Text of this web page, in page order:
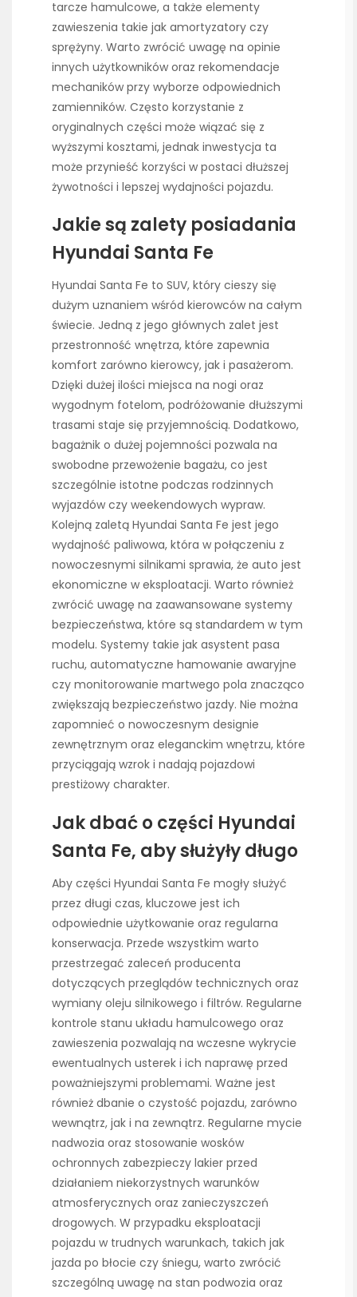
tarcze hamulcowe, a także elementy
zawieszenia takie jak amortyzatory czy
sprężyny. Warto zwrócić uwagę na opinie
innych użytkowników oraz rekomendacje
mechaników przy wyborze odpowiednich
zamienników. Często korzystanie z
oryginalnych części może wiązać się z
wyższymi kosztami, jednak inwestycja ta
może przynieść korzyści w postaci dłuższej
żywotności i lepszej wydajności pojazdu.
Jakie są zalety posiadania
Hyundai Santa Fe
Hyundai Santa Fe to SUV, który cieszy się
dużym uznaniem wśród kierowców na całym
świecie. Jedną z jego głównych zalet jest
przestronność wnętrza, które zapewnia
komfort zarówno kierowcy, jak i pasażerom.
Dzięki dużej ilości miejsca na nogi oraz
wygodnym fotelom, podróżowanie dłuższymi
trasami staje się przyjemnością. Dodatkowo,
bagażnik o dużej pojemności pozwala na
swobodne przewożenie bagażu, co jest
szczególnie istotne podczas rodzinnych
wyjazdów czy weekendowych wypraw.
Kolejną zaletą Hyundai Santa Fe jest jego
wydajność paliwowa, która w połączeniu z
nowoczesnymi silnikami sprawia, że auto jest
ekonomiczne w eksploatacji. Warto również
zwrócić uwagę na zaawansowane systemy
bezpieczeństwa, które są standardem w tym
modelu. Systemy takie jak asystent pasa
ruchu, automatyczne hamowanie awaryjne
czy monitorowanie martwego pola znacząco
zwiększają bezpieczeństwo jazdy. Nie można
zapomnieć o nowoczesnym designie
zewnętrznym oraz eleganckim wnętrzu, które
przyciągają wzrok i nadają pojazdowi
prestiżowy charakter.
Jak dbać o części Hyundai
Santa Fe, aby służyły długo
Aby części Hyundai Santa Fe mogły służyć
przez długi czas, kluczowe jest ich
odpowiednie użytkowanie oraz regularna
konserwacja. Przede wszystkim warto
przestrzegać zaleceń producenta
dotyczących przeglądów technicznych oraz
wymiany oleju silnikowego i filtrów. Regularne
kontrole stanu układu hamulcowego oraz
zawieszenia pozwalają na wczesne wykrycie
ewentualnych usterek i ich naprawę przed
poważniejszymi problemami. Ważne jest
również dbanie o czystość pojazdu, zarówno
wewnątrz, jak i na zewnątrz. Regularne mycie
nadwozia oraz stosowanie wosków
ochronnych zabezpieczy lakier przed
działaniem niekorzystnych warunków
atmosferycznych oraz zanieczyszczeń
drogowych. W przypadku eksploatacji
pojazdu w trudnych warunkach, takich jak
jazda po błocie czy śniegu, warto zwrócić
szczególną uwagę na stan podwozia oraz